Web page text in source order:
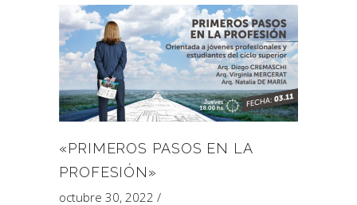
«PRIMEROS PASOS EN LA
PROFESIÓN»
octubre 30, 2022